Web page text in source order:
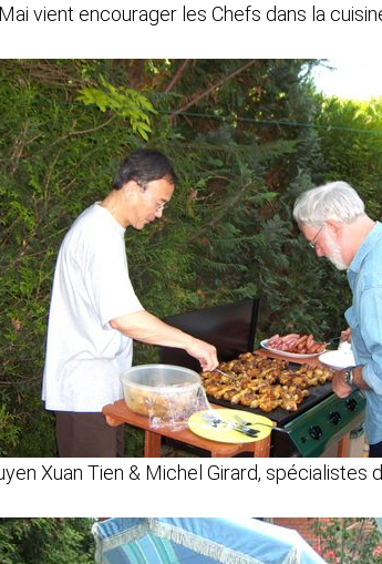
vient encourager les Chefs dans la
Xuan Tien & Michel Girard, spécialistes